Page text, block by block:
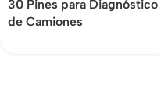
30 Pines para Diagnóstico
de Camiones